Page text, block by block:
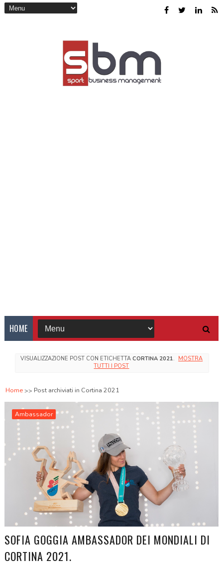
HOME
VISUALIZZAZIONE POST CON ETICHETTA CORTINA 2021. MOSTRA
TUTTI I POST
Home Post archiviati in Cortina 2021
Ambassador
SOFIA GOGGIA AMBASSADOR DEI MONDIALI DI
CORTINA 2021.